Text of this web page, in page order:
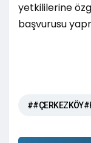
yetkililerine
başvurusu